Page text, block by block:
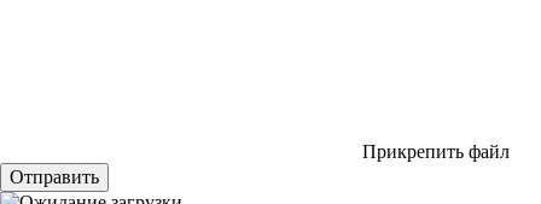
Прикрепить файл
Отправить